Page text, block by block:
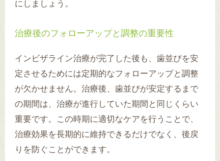
にしましょう。
治療後のフォローアップと調整の重要性
インビザライン治療が完了した後も、歯並びを安
定させるためには定期的なフォローアップと調整
が欠かせません。治療後、歯並びが安定するまで
の期間は、治療が進行していた期間と同じくらい
重要です。この時期に適切なケアを行うことで、
治療効果を長期的に維持できるだけでなく、後戻
りを防ぐことができます。